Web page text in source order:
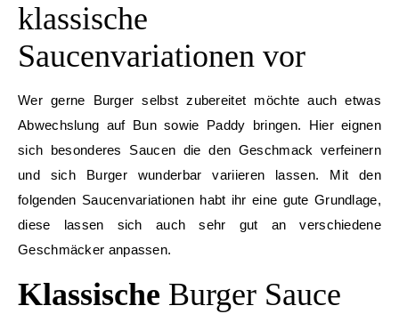
klassische
Saucenvariationen vor
Wer gerne Burger selbst zubereitet möchte auch etwas
Abwechslung auf Bun sowie Paddy bringen. Hier eignen
sich besonderes Saucen die den Geschmack verfeinern
und sich Burger wunderbar variieren lassen. Mit den
folgenden Saucenvariationen habt ihr eine gute Grundlage,
diese lassen sich auch sehr gut an verschiedene
Geschmäcker anpassen.
Klassische Burger Sauce